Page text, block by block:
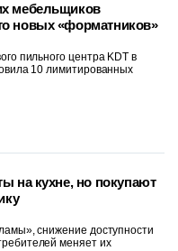
мебельщиков
новых «форматников»
пильного центра KDT в
10 лимитированных
на кухне, но покупают
снижение доступности
меняет их